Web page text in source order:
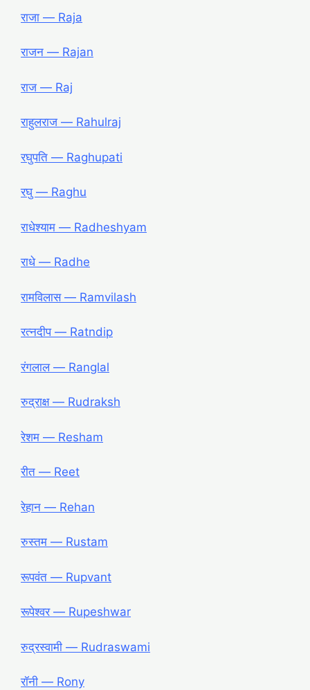
राजा ― Raja
राजन ― Rajan
राज ― Raj
राहुलराज ― Rahulraj
रघुपति ― Raghupati
रघु ― Raghu
राधेश्याम ― Radheshyam
राधे ― Radhe
रामविलास ― Ramvilash
रत्नदीप ― Ratndip
रंगलाल ― Ranglal
रुद्राक्ष ― Rudraksh
रेशम ― Resham
रीत ― Reet
रेहान ― Rehan
रुस्तम ― Rustam
रूपवंत ― Rupvant
रूपेश्वर ― Rupeshwar
रुद्रस्वामी ― Rudraswami
रॉनी ― Rony